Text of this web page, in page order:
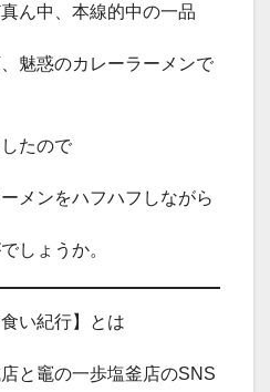
ん中、本線的中の一品
魅惑のカレーラーメンで
たので
メンをハフハフしながら
しょうか。
い紀行】とは
と竈の一歩塩釜店のSNS